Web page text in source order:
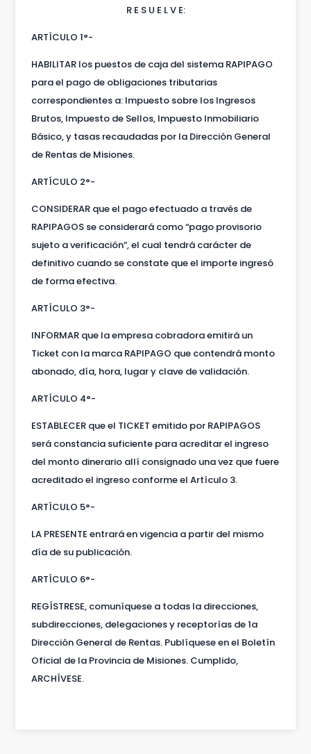
R E S U E L V E:
ARTÍCULO 1°-
HABILITAR los puestos de caja del sistema RAPIPAGO
para el pago de obligaciones tributarias
correspondientes a: Impuesto sobre los Ingresos
Brutos, Impuesto de Sellos, Impuesto Inmobiliario
Básico, y tasas recaudadas por la Dirección General
de Rentas de Misiones.
ARTÍCULO 2°-
CONSIDERAR que el pago efectuado a través de
RAPIPAGOS se considerará como “pago provisorio
sujeto a verificación”, el cual tendrá carácter de
definitivo cuando se constate que el importe ingresó
de forma efectiva.
ARTÍCULO 3°-
INFORMAR que la empresa cobradora emitirá un
Ticket con la marca RAPIPAGO que contendrá monto
abonado, día, hora, lugar y clave de validación.
ARTÍCULO 4°-
ESTABLECER que el TICKET emitido por RAPIPAGOS
será constancia suficiente para acreditar el ingreso
del monto dinerario allí consignado una vez que fuere
acreditado el ingreso conforme el Artículo 3.
ARTÍCULO 5°-
LA PRESENTE entrará en vigencia a partir del mismo
día de su publicación.
ARTÍCULO 6°-
REGÍSTRESE, comuníquese a todas la direcciones,
subdirecciones, delegaciones y receptorías de 1a
Dirección General de Rentas. Publíquese en el Boletín
Oficial de la Provincia de Misiones. Cumplido,
ARCHÍVESE.